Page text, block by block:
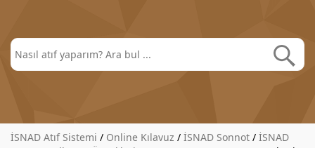
İSNAD Atıf Sistemi / Online Kılavuz / İSNAD Sonnot / İSNAD